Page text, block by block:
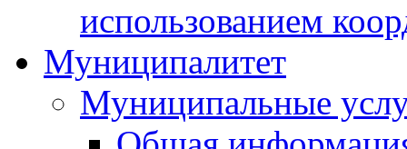
использованием
Муниципалитет
Муниципальные